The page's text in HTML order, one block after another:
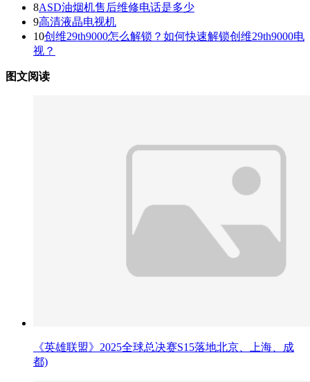
8ASD油烟机售后维修电话是多少
9高清液晶电视机
10创维29th9000怎么解锁？如何快速解锁创维29th9000电
视？
图文阅读
《英雄联盟》2025全球总决赛S15落地北京、上海、成
都)